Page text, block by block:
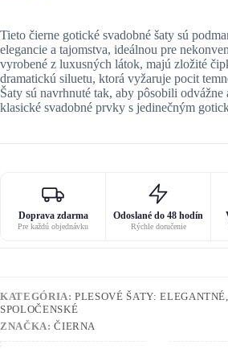
Tieto čierne gotické svadobné šaty sú
elegancie a tajomstva, ideálnou pre
vyrobené z luxusných látok, majú zložité
dramatickú siluetu, ktorá vyžaruje pocit
Šaty sú navrhnuté tak, aby pôsobili
klasické svadobné prvky s jedinečným
Doprava zdarma
Pre každú objednávku
Odoslané do 48 hodín
Rýchle doručenie
KATEGÓRIA:PLESOVÉ ŠATY:
SPOLOČENSKÉ
ZNAČKA:ČIERNA